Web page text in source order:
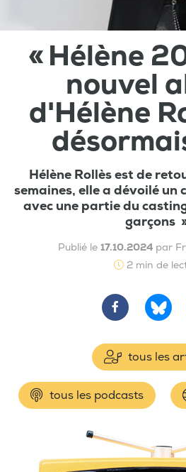
« Hélène
nouvel
d'Hélène
Hélène Rollès est de
semaines, elle a dévoilé
avec une partie du
garçons
Publié le 17.10.2024 par
2 min de
tous les
tous les podcasts